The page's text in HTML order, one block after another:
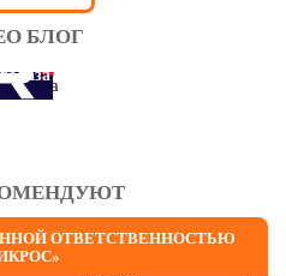
БЛОГ
ОТВЕТСТВЕННОСТЬЮ